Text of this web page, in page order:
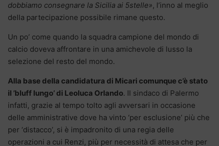
dobbiamo consegnare la Sicilia ai 5stelle», l’inno al meglio
della partecipazione possibile rimane questo.
Un po’ come quando la squadra campione del mondo di
calcio doveva affrontare in una amichevole di lusso la
selezione del resto del mondo.
Alla base della candidatura di Micari comunque c’è stato
il ’bluff lungo’ di Leoluca Orlando. Il sindaco di Palermo
infatti, grazie al tempo tolto agli avversari in occasione
delle amministrative dove ha vinto ‘per esclusione’ più che
per ‘distacco’, si è impadronito di una regia delle
operazioni a cui Renzi, più per necessità di attesa che per